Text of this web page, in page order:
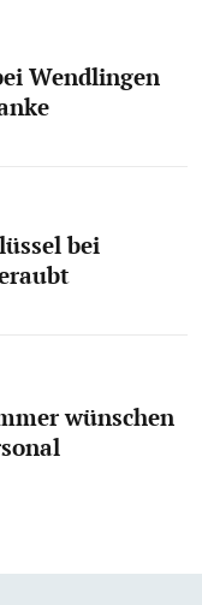
Wendlingen
bei
wünschen